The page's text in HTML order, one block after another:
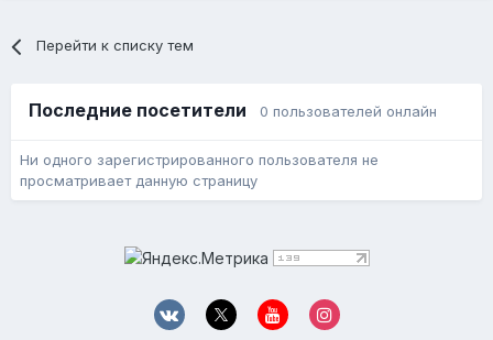
Перейти к списку тем
Последние посетители 0 пользователей онлайн
Ни одного зарегистрированного пользователя не
просматривает данную страницу